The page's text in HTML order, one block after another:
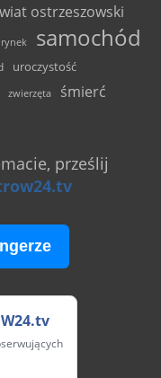
ostrzeszowski
rynek samochód
uroczystość
zwierzęta śmierć
prześlij